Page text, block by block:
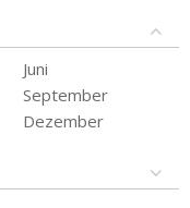
Juni
September
Dezember